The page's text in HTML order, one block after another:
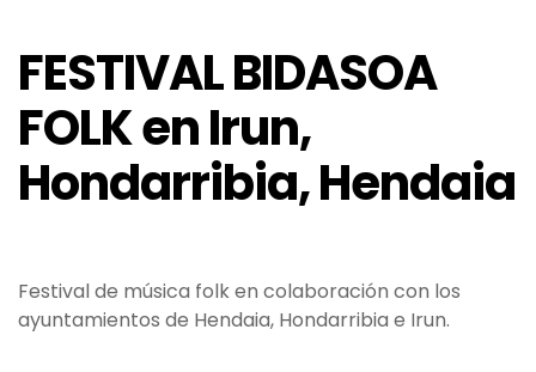
FESTIVAL BIDASOA
FOLK en Irun,
Hondarribia, Hendaia
Festival de música folk en colaboración con los
ayuntamientos de Hendaia, Hondarribia e Irun.